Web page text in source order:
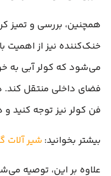
همچنین، بررسی و تمیز
خنک‌کننده نیز از اهمیت
می‌شود که کولر آبی به
فضای داخلی منتقل کند.
فن کولر نیز توجه کنید و
بیشتر بخوانید:شیر آلات
علاوه بر این، توصیه